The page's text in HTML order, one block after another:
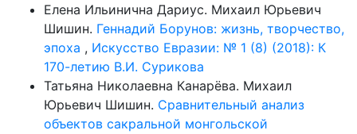
Елена Ильинична Дариус. Михаил Юрьевич
Шишин. Геннадий Борунов: жизнь, творчество,
эпоха , Искусство Евразии: № 1 (8) (2018): К
170-летию В.И. Сурикова
Татьяна Николаевна Канарёва. Михаил
Юрьевич Шишин. Сравнительный анализ
объектов сакральной монгольской